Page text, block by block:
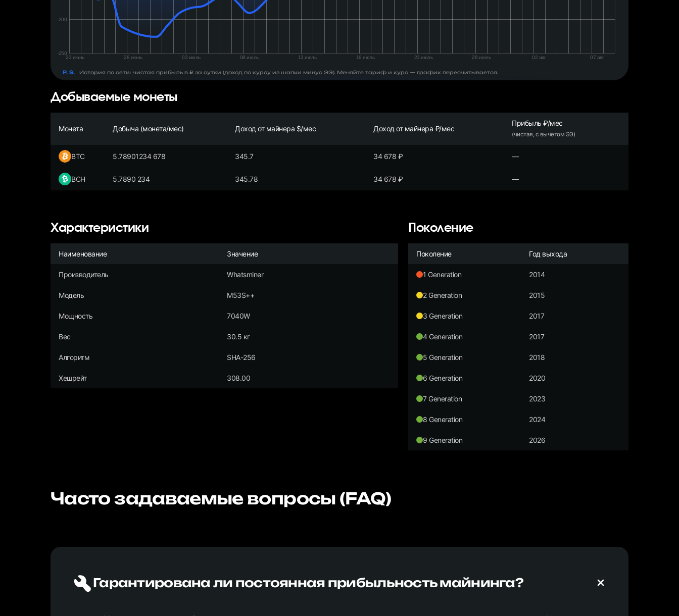
P. S. История по сети: чистая прибыль в ₽ за сутки (доход по курсу из шапки минус ЭЭ). Меняйте тариф и курс — график пересчитывается.
Добываемые монеты
Монета Добыча (монета/мес) Доход от майнера $/мес Доход от майнера ₽/мес
Прибыль ₽/мес
(чистая, с вычетом ЭЭ)
BTC 5.78901234 678 345.7 34 678 ₽ —
BCH 5.7890 234 345.78 34 678 ₽ —
Характеристики
Наименование Значение
Производитель Whatsminer
Модель M53S++
Мощность 7040W
Вес 30.5 кг
Алгоритм SHA-256
Хешрейт 308.00
Поколение
Поколение Год выхода
1 Generation 2014
2 Generation 2015
3 Generation 2017
4 Generation 2017
5 Generation 2018
6 Generation 2020
7 Generation 2023
8 Generation 2024
9 Generation 2026
Часто задаваемые вопросы (FAQ)
Гарантирована ли постоянная прибыльность майнинга?